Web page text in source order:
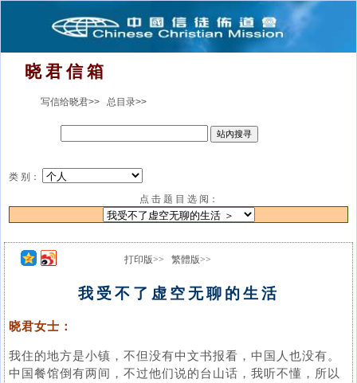
晓 君 信 箱
写信给晓君>> 总目录>>
类 别：
点 击 题 目 选 阅：
打印版>> 繁體版>>
我受不了虚空无聊的生活
晓君女士：
我住的地方是小镇，不但没有中文书报看，中国人也没有。
中国餐馆倒有两间，不过他们说的台山话，我听不懂，所以